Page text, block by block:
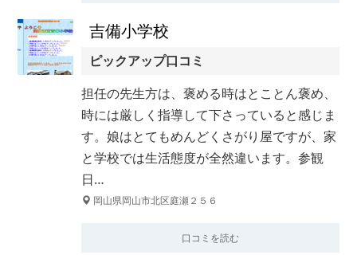
吉備小学校
ピックアップ口コミ
担任の先生方は、褒める時はとことん褒め、
時には厳しく指導して下さっていると感じま
す。娘はとてもめんどくさがり屋ですが、家
と学校では生活態度が全然違います。参観
日…
岡山県岡山市北区庭瀬２５６
口コミを読む